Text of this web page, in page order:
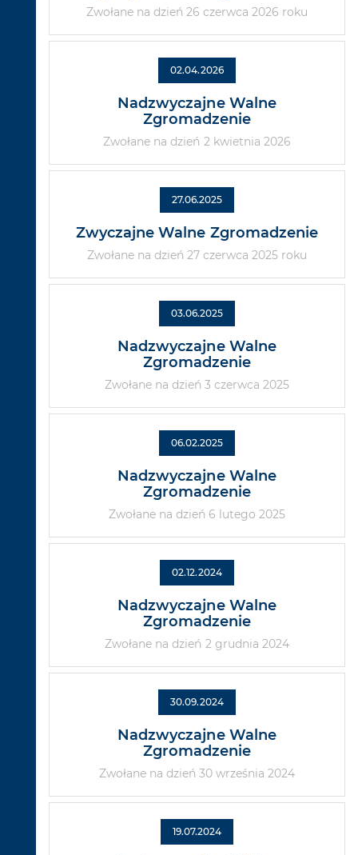
Zwołane na dzień 26 czerwca 2026 roku
02.04.2026
Nadzwyczajne Walne
Zgromadzenie
Zwołane na dzień 2 kwietnia 2026
27.06.2025
Zwyczajne Walne Zgromadzenie
Zwołane na dzień 27 czerwca 2025 roku
03.06.2025
Nadzwyczajne Walne
Zgromadzenie
Zwołane na dzień 3 czerwca 2025
06.02.2025
Nadzwyczajne Walne
Zgromadzenie
Zwołane na dzień 6 lutego 2025
02.12.2024
Nadzwyczajne Walne
Zgromadzenie
Zwołane na dzień 2 grudnia 2024
30.09.2024
Nadzwyczajne Walne
Zgromadzenie
Zwołane na dzień 30 września 2024
19.07.2024